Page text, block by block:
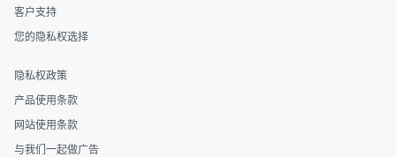
客户支持
您的隐私权选择
隐私权政策
产品使用条款
网站使用条款
与我们一起做广告